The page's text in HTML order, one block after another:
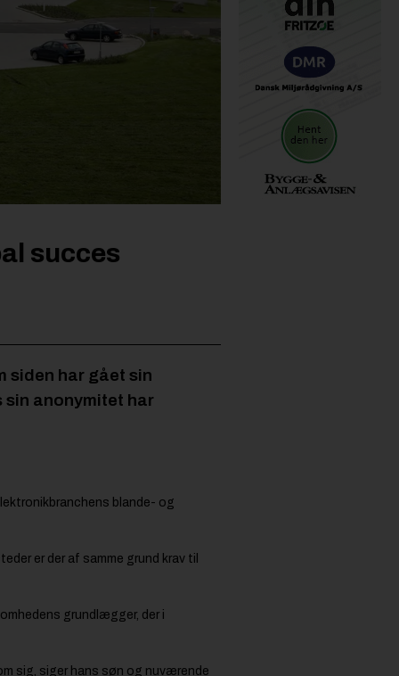
succes
siden har gået sin
sin anonymitet har
blande- og
er der af samme grund krav til
grundlægger, der i
sig, siger hans søn og nuværende